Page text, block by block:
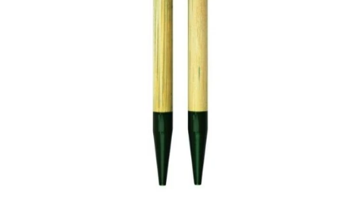
Opskrifter
2. Sortering
Plejeprodukter
Hårpleje
Hudpleje
Til uld
Tilbehør
Hanke - restparti
Tyngdefyld af genbrugsplast
Strikketid
Gavekort